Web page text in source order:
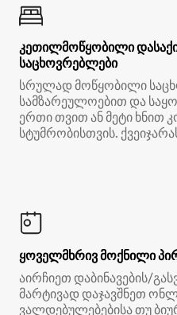
კეთილმოწყობილი
საცხოვრებლები
სრულად მოწყობილი
სამზარეულოებით და
ერთი თვით ან მეტი
სტუმრობისთვის.
ყოველმხრივ მოქნილი
აირჩიეთ დაბინავების/
მარტივად დაჯავშნეთ
ვალდებულებებისა თუ